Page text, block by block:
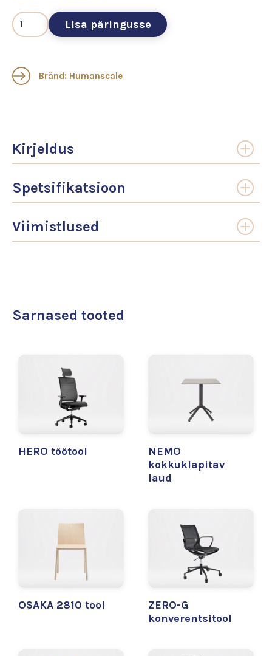
Lisa päringusse
Bränd: Humanscale
Kirjeldus
Spetsifikatsioon
Viimistlused
Sarnased tooted
HERO töötool
NEMO
kokkuklapitav
laud
OSAKA 2810 tool
ZERO-G
konverentsitool